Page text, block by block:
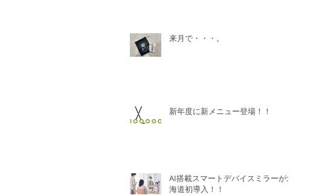
来月で・・・。
新年度に新メニュー登場！！
AI搭載スマートデバイスミラーが北
海道初導入！！